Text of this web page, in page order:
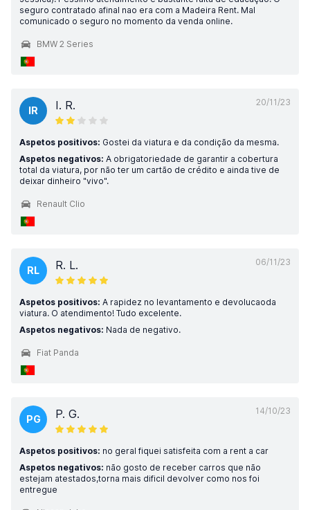
seguro contratado afinal nao era com a Madeira Rent. Mal
comunicado o seguro no momento da venda online.
BMW 2 Series
20/11/23
IR I. R.
Aspetos positivos: Gostei da viatura e da condição da mesma.
Aspetos negativos: A obrigatoriedade de garantir a cobertura
total da viatura, por não ter um cartão de crédito e ainda tive de
deixar dinheiro "vivo".
Renault Clio
06/11/23
RL R. L.
Aspetos positivos: A rapidez no levantamento e devolucaoda
viatura. O atendimento! Tudo excelente.
Aspetos negativos: Nada de negativo.
Fiat Panda
14/10/23
PG P. G.
Aspetos positivos: no geral fiquei satisfeita com a rent a car
Aspetos negativos: não gosto de receber carros que não
estejam atestados,torna mais dificil devolver como nos foi
entregue